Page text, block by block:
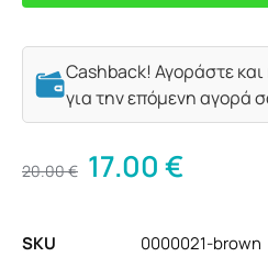
Cashback! Αγοράστε
για την επόμενη αγορά
20.00€ 17.00€
SKU
0000021-brown